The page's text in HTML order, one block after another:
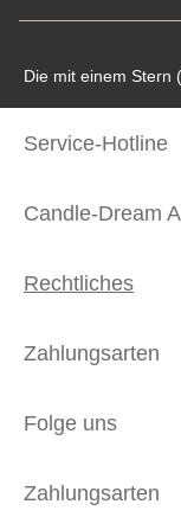
Die mit einem Stern
Service-Hotline
Candle-Dream
Rechtliches
Zahlungsarten
Folge uns
Zahlungsarten